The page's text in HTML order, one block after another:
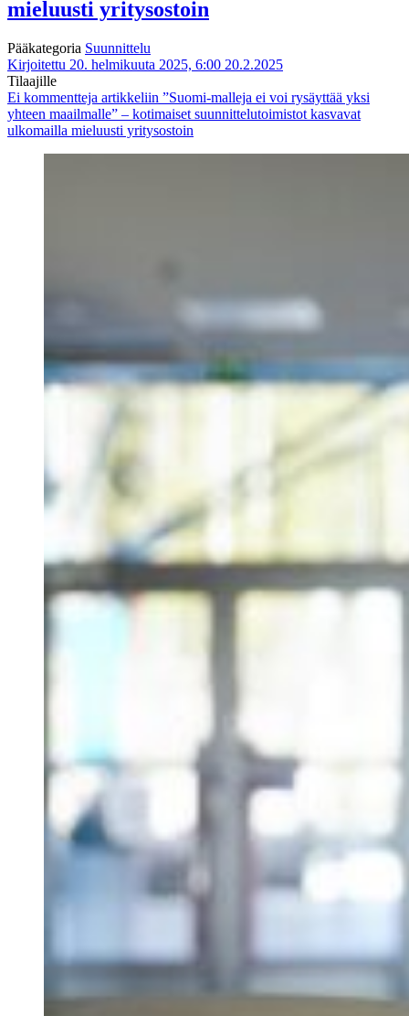
mieluusti yritysostoin
Pääkategoria Suunnittelu
Kirjoitettu 20. helmikuuta 2025, 6:00 20.2.2025
Tilaajille
Ei kommentteja artikkeliin ”Suomi-malleja ei voi rysäyttää yksi
yhteen maailmalle” – kotimaiset suunnittelutoimistot kasvavat
ulkomailla mieluusti yritysostoin